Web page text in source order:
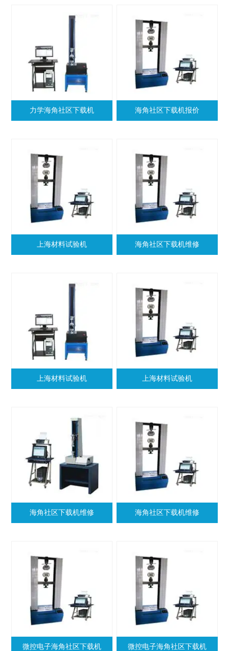
力学海角社区下载机 海角社区下载机报价
上海材料试验机 海角社区下载机维修
上海材料试验机 上海材料试验机
海角社区下载机维修 海角社区下载机维修
微控电子海角社区下载机 微控电子海角社区下载机